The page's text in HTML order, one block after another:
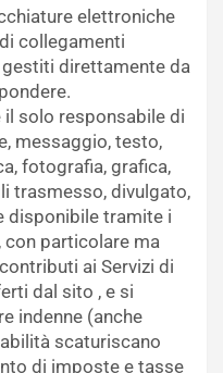
elettroniche
collegamenti
direttamente da
il solo responsabile di
messaggio, testo,
fotografia, grafica,
trasmesso, divulgato,
disponibile tramite i
particolare ma
ai Servizi di
dal sito , e si
indenne (anche
scaturiscano
di imposte e tasse